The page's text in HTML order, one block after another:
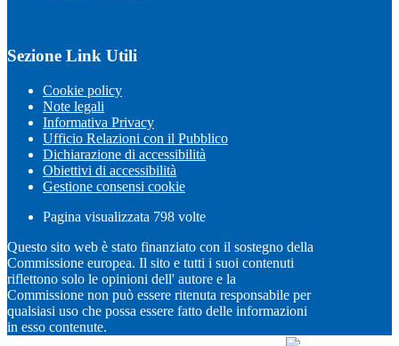
Sezione Link Utili
Cookie policy
Note legali
Informativa Privacy
Ufficio Relazioni con il Pubblico
Dichiarazione di accessibilità
Obiettivi di accessibilità
Gestione consensi cookie
Pagina visualizzata 798 volte
Questo sito web è stato finanziato con il sostegno della
Commissione europea. Il sito e tutti i suoi contenuti
riflettono solo le opinioni dell' autore e la
Commissione non può essere ritenuta responsabile per
qualsiasi uso che possa essere fatto delle informazioni
in esso contenute.